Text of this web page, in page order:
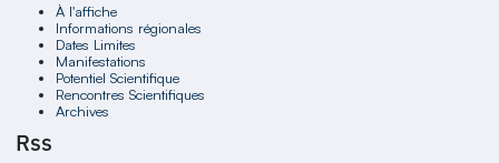
À l'affiche
Informations régionales
Dates Limites
Manifestations
Potentiel Scientifique
Rencontres Scientifiques
Archives
Rss